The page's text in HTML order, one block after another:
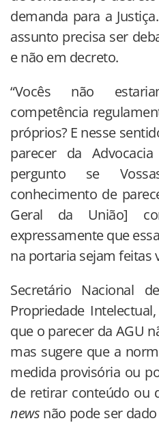
demanda para a
assunto precisa ser
e não em decreto.
“Vocês não
competência
próprios? E nesse
parecer da
pergunto se
conhecimento de
Geral da União]
expressamente que
na portaria sejam feitas
Secretário Nacional
Propriedade
que o parecer da AGU
mas sugere que a
medida provisória ou
de retirar conteúdo ou
news não pode ser